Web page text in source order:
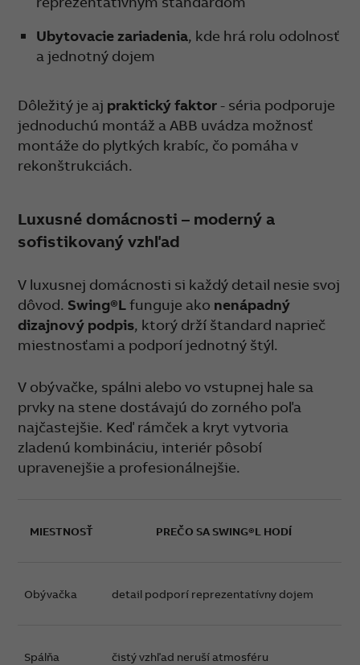
Ubytovacie zariadenia, kde hrá rolu odolnosť
a jednotný dojem
Dôležitý je aj praktický faktor- séria podporuje
jednoduchú montáž a ABB uvádza možnosť
montáže do plytkých krabíc, čo pomáha v
rekonštrukciách.
Luxusné domácnosti – moderný a
sofistikovaný vzhľad
V luxusnej domácnosti si každý detail nesie svoj
dôvod. Swing®Lfunguje ako nenápadný
dizajnový podpis, ktorý drží štandard naprieč
miestnosťami a podporí jednotný štýl.
V obývačke, spálni alebo vo vstupnej hale sa
prvky na stene dostávajú do zorného poľa
najčastejšie. Keď rámček a kryt vytvoria
zladenú kombináciu, interiér pôsobí
upravenejšie a profesionálnejšie.
MIESTNOSŤ PREČO SA SWING®L HODÍ
Obývačka detail podporí reprezentatívny dojem
Spálňa čistý vzhľad neruší atmosféru